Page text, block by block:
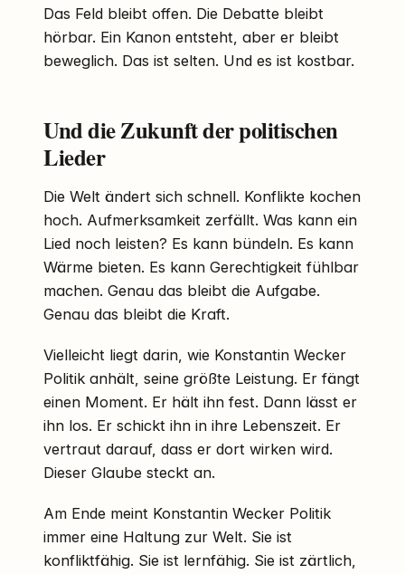
Das Feld bleibt offen. Die Debatte bleibt
hörbar. Ein Kanon entsteht, aber er bleibt
beweglich. Das ist selten. Und es ist kostbar.
Und die Zukunft der politischen
Lieder
Die Welt ändert sich schnell. Konflikte kochen
hoch. Aufmerksamkeit zerfällt. Was kann ein
Lied noch leisten? Es kann bündeln. Es kann
Wärme bieten. Es kann Gerechtigkeit fühlbar
machen. Genau das bleibt die Aufgabe.
Genau das bleibt die Kraft.
Vielleicht liegt darin, wie Konstantin Wecker
Politik anhält, seine größte Leistung. Er fängt
einen Moment. Er hält ihn fest. Dann lässt er
ihn los. Er schickt ihn in ihre Lebenszeit. Er
vertraut darauf, dass er dort wirken wird.
Dieser Glaube steckt an.
Am Ende meint Konstantin Wecker Politik
immer eine Haltung zur Welt. Sie ist
konfliktfähig. Sie ist lernfähig. Sie ist zärtlich,